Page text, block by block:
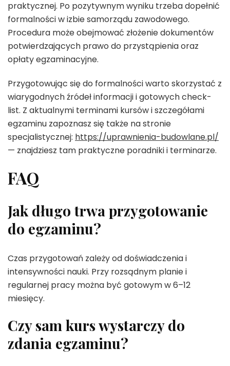
praktycznej. Po pozytywnym wyniku trzeba dopełnić
formalności w izbie samorządu zawodowego.
Procedura może obejmować złożenie dokumentów
potwierdzających prawo do przystąpienia oraz
opłaty egzaminacyjne.
Przygotowując się do formalności warto skorzystać z
wiarygodnych źródeł informacji i gotowych check-
list. Z aktualnymi terminami kursów i szczegółami
egzaminu zapoznasz się także na stronie
specjalistycznej: https://uprawnienia-budowlane.pl/
— znajdziesz tam praktyczne poradniki i terminarze.
FAQ
Jak długo trwa przygotowanie
do egzaminu?
Czas przygotowań zależy od doświadczenia i
intensywności nauki. Przy rozsądnym planie i
regularnej pracy można być gotowym w 6–12
miesięcy.
Czy sam kurs wystarczy do
zdania egzaminu?